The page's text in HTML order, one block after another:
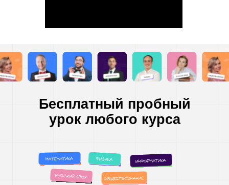
Регистрация Получить скидку
Бесплатный пробный
урок любого курса
profimatika@gmail.com
2026 (c)Профиматика